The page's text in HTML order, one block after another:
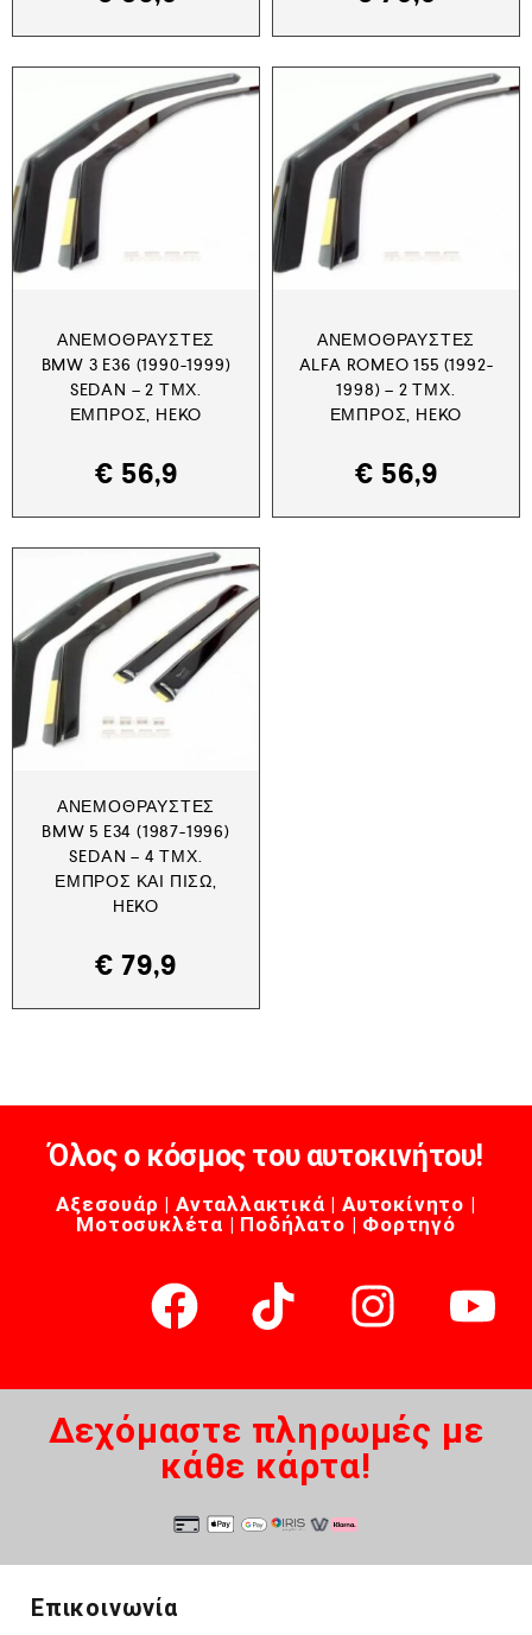
ΑΝΕΜΟΘΡΑΎΣΤΕΣ
BMW 3 E36 (1990-1999)
SEDAN – 2 ΤΜΧ.
ΕΜΠΡΌΣ, HEKO
€ 56,9
ΑΝΕΜΟΘΡΑΎΣΤΕΣ
ALFA ROMEO 155 (1992-
1998) – 2 ΤΜΧ.
ΕΜΠΡΌΣ, HEKO
€ 56,9
ΑΝΕΜΟΘΡΑΎΣΤΕΣ
BMW 5 E34 (1987-1996)
SEDAN – 4 ΤΜΧ.
ΕΜΠΡΌΣ ΚΑΙ ΠΊΣΩ,
HEKO
€ 79,9
Όλος ο κόσμος του αυτοκινήτου!
Αξεσουάρ | Ανταλλακτικά | Αυτοκίνητο |
Μοτοσυκλέτα | Ποδήλατο | Φορτηγό
Δεχόμαστε πληρωμές με
κάθε κάρτα!
Επικοινωνία